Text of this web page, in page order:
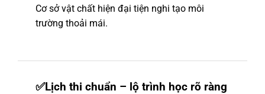
Cơ sở vật chất hiện đại tiện nghi tạo môi
trường thoải mái.
✅Lịch thi chuẩn – lộ trình học rõ ràng